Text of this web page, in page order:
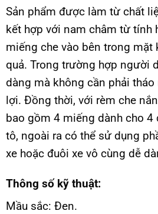
Sản phẩm được làm từ chất
kết hợp với nam châm từ tính
miếng che vào bên trong mặt
quả. Trong trường hợp người
dàng mà không cần phải
lợi. Đồng thời, với rèm che
bao gồm 4 miếng dành cho 4
tô, ngoài ra có thể sử dụng
xe hoặc đuôi xe vô cùng dễ
Thông số kỹ thuật:
Mầu sắc: Đen.